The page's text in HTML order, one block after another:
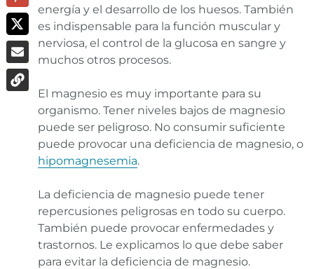
energía y el desarrollo de los huesos. También
es indispensable para la función muscular y
nerviosa, el control de la glucosa en sangre y
muchos otros procesos.
El magnesio es muy importante para su
organismo. Tener niveles bajos de magnesio
puede ser peligroso. No consumir suficiente
puede provocar una deficiencia de magnesio, o
hipomagnesemia.
La deficiencia de magnesio puede tener
repercusiones peligrosas en todo su cuerpo.
También puede provocar enfermedades y
trastornos. Le explicamos lo que debe saber
para evitar la deficiencia de magnesio.